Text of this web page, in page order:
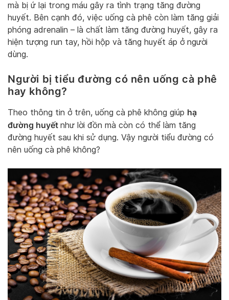
mà bị ứ lại trong máu gây ra tình trạng tăng đường
huyết. Bên cạnh đó, việc uống cà phê còn làm tăng giải
phóng adrenalin – là chất làm tăng đường huyết, gây ra
hiện tượng run tay, hồi hộp và tăng huyết áp ở người
dùng.
Người bị tiểu đường có nên uống cà phê
hay không?
Theo thông tin ở trên, uống cà phê không giúp hạ
đường huyết như lời đồn mà còn có thể làm tăng
đường huyết sau khi sử dụng. Vậy người tiểu đường có
nên uống cà phê không?